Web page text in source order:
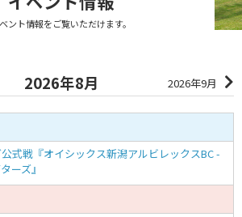
ント情報をご覧いただけます。
2026年8月 2026年9月
式戦『オイシックス新潟アルビレックスBC -
ーズ』